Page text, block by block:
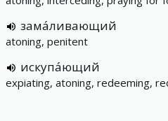
зама́ливающий
atoning, penitent
искупа́ющий
expiating, atoning, redeeming,